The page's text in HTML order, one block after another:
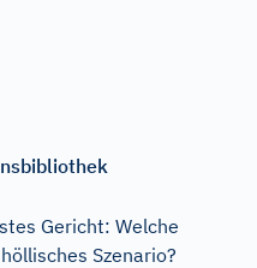
Gericht: Welche
Szenario?